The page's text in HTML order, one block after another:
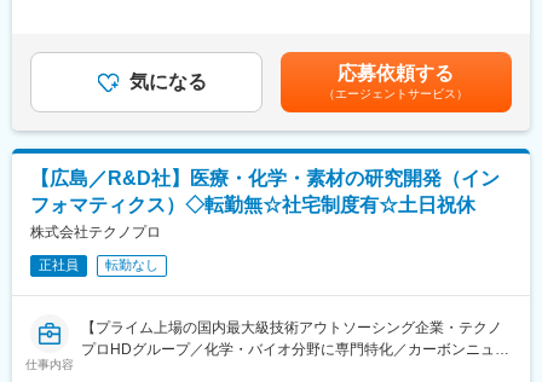
いプロジェクトを数多く支援しています。これからも社会課題の
解決、豊な社会の実現に貢献しています。
・抗体のモデリング、ドッキングシミュレーション
・ヒトiPS細胞由来オルガノイド研究におけるバイオインフォマテ
ィクス
・NGSを用いた遺伝子解析法開発
・健康予測情報サービス事業に関するインフォマティクス
・材料開発における最適な合成ルート、触媒探索
＜1800種類以上の研修プログラム＞
Excelなどのビジネススキル向上の講座から分析機器の取り扱い方
関する研修まで、レベルに合わせて受講可能。オンライン受講が
可能のため、働きながらも学べます。
賃金はあくまでも目安の金額であり、選考を通じて上下する可能
性があります。月給(月額)は固定手当を含めた表記です。
気になる 応募依頼する
（エージェントサービス）
【広島／R&D社】医療・化学・素材の研究開発（イン
フォマティクス）◇転勤無☆社宅制度有☆土日祝休
株式会社テクノプロ
正社員 転勤なし
仕事内容
【プライム上場の国内最大級技術アウトソーシング企業・テクノ
プロHDグループ／化学・バイオ分野に専門特化／カーボンニュー